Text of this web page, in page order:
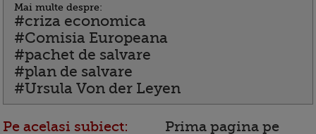
Mai multe despre:
#criza economica
#Comisia Europeana
#pachet de salvare
#plan de salvare
#Ursula Von der Leyen
Pe acelasi subiect:
Prima pagina pe